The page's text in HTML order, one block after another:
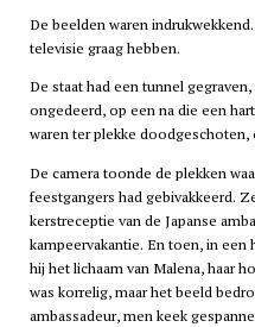
De beelden waren
televisie graag hebben.
De staat had een tunnel
ongedeerd, op een na die een
waren ter plekke
De camera toonde de plekken
feestgangers had gebivakkeerd.
kerstreceptie van de Japanse
kampeervakantie. En toen, in
hij het lichaam van Malena, haar
was korrelig, maar het beeld
ambassadeur, men keek